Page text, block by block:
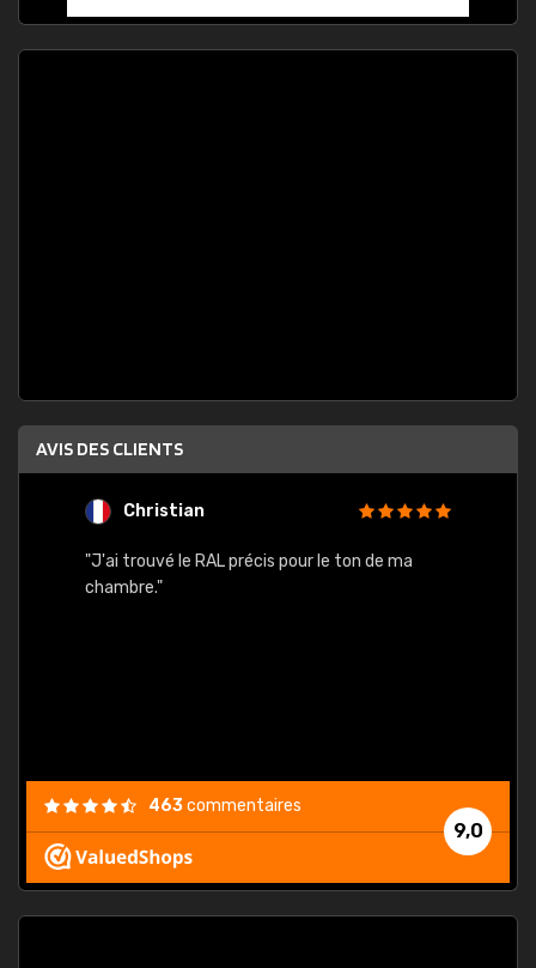
AVIS DES CLIENTS
Christian
"J'ai trouvé le RAL précis pour le ton de ma
chambre."
9,0
463commentaires